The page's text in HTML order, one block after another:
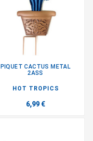
PIQUET CACTUS METAL
2ASS
HOT TROPICS
6,99 €